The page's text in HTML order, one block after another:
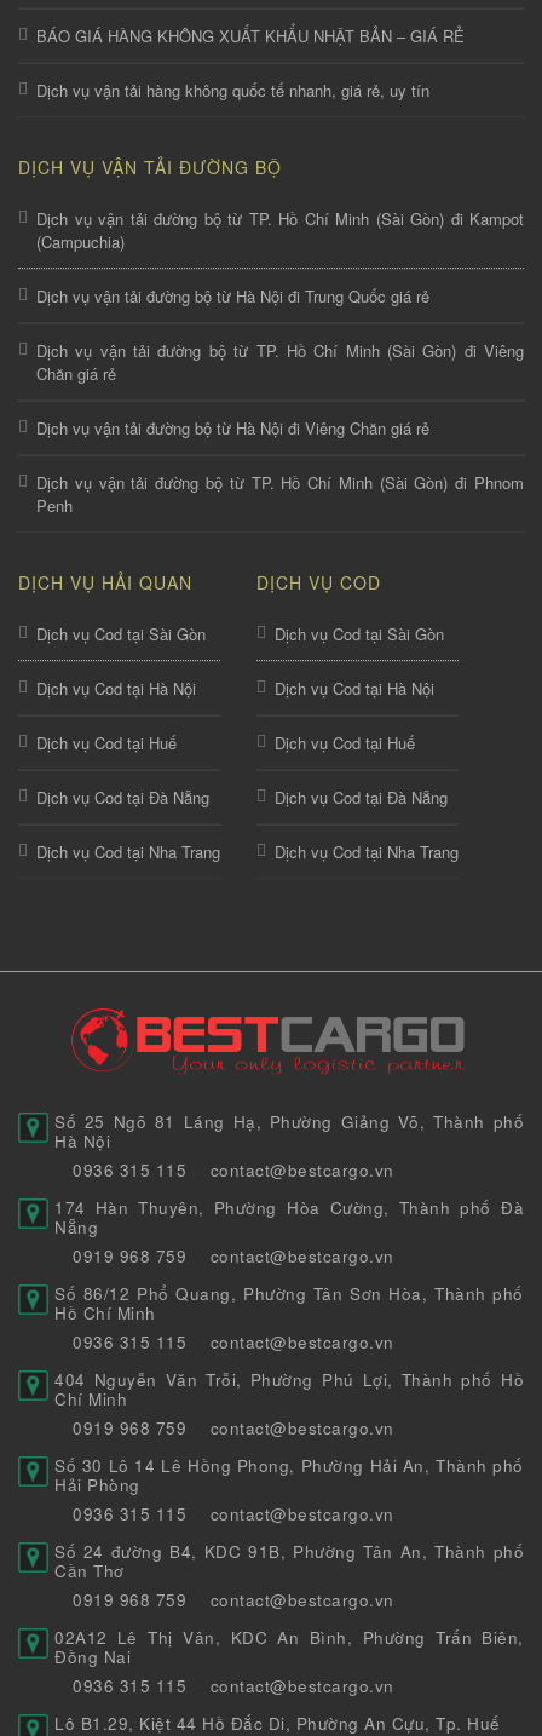
BÁO GIÁ HÀNG KHÔNG XUẤT KHẨU NHẬT BẢN – GIÁ RẺ
Dịch vụ vận tải hàng không quốc tế nhanh, giá rẻ, uy tín
DỊCH VỤ VẬN TẢI ĐƯỜNG BỘ
Dịch vụ vận tải đường bộ từ TP. Hồ Chí Minh (Sài Gòn) đi Kampot
(Campuchia)
Dịch vụ vận tải đường bộ từ Hà Nội đi Trung Quốc giá rẻ
Dịch vụ vận tải đường bộ từ TP. Hồ Chí Minh (Sài Gòn) đi Viêng
Chăn giá rẻ
Dịch vụ vận tải đường bộ từ Hà Nội đi Viêng Chăn giá rẻ
Dịch vụ vận tải đường bộ từ TP. Hồ Chí Minh (Sài Gòn) đi Phnom
Penh
DỊCH VỤ HẢI QUAN
Dịch vụ Cod tại Sài Gòn
Dịch vụ Cod tại Hà Nội
Dịch vụ Cod tại Huế
Dịch vụ Cod tại Đà Nẵng
Dịch vụ Cod tại Nha Trang
DỊCH VỤ COD
Dịch vụ Cod tại Sài Gòn
Dịch vụ Cod tại Hà Nội
Dịch vụ Cod tại Huế
Dịch vụ Cod tại Đà Nẵng
Dịch vụ Cod tại Nha Trang
Số 25 Ngõ 81 Láng Hạ, Phường Giảng Võ, Thành phố
Hà Nội
0936 315 115
contact@bestcargo.vn
174 Hàn Thuyên, Phường Hòa Cường, Thành phố Đà
Nẵng
0919 968 759
contact@bestcargo.vn
Số 86/12 Phổ Quang, Phường Tân Sơn Hòa, Thành phố
Hồ Chí Minh
0936 315 115
contact@bestcargo.vn
404 Nguyễn Văn Trỗi, Phường Phú Lợi, Thành phố Hồ
Chí Minh
0919 968 759
contact@bestcargo.vn
Số 30 Lô 14 Lê Hồng Phong, Phường Hải An, Thành phố
Hải Phòng
0936 315 115
contact@bestcargo.vn
Số 24 đường B4, KDC 91B, Phường Tân An, Thành phố
Cần Thơ
0919 968 759
contact@bestcargo.vn
02A12 Lê Thị Vân, KDC An Bình, Phường Trấn Biên,
Đồng Nai
0936 315 115
contact@bestcargo.vn
Lô B1.29, Kiệt 44 Hồ Đắc Di, Phường An Cựu, Tp. Huế